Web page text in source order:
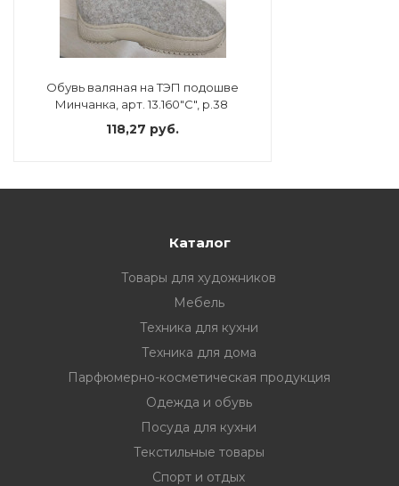
Обувь валяная на ТЭП подошве
Минчанка, арт. 13.160"С", р.38
118,27 руб.
Каталог
Товары для художников
Мебель
Техника для кухни
Техника для дома
Парфюмерно-косметическая продукция
Одежда и обувь
Посуда для кухни
Текстильные товары
Спорт и отдых